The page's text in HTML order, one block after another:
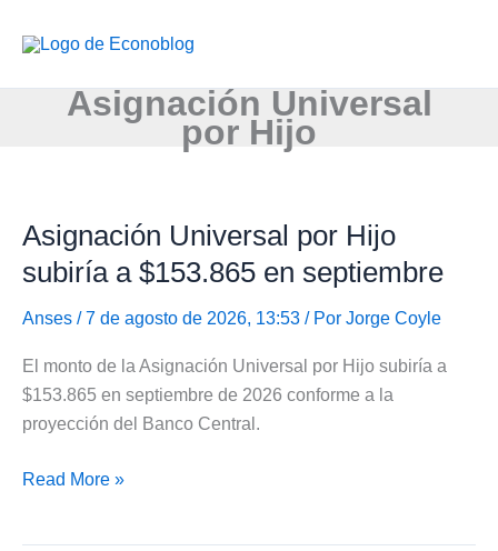
Asignación Universal
por Hijo
Asignación Universal por Hijo
subiría a $153.865 en septiembre
Anses / 7 de agosto de 2026, 13:53 / Por Jorge Coyle
El monto de la Asignación Universal por Hijo subiría a
$153.865 en septiembre de 2026 conforme a la
proyección del Banco Central.
Asignación
Read More »